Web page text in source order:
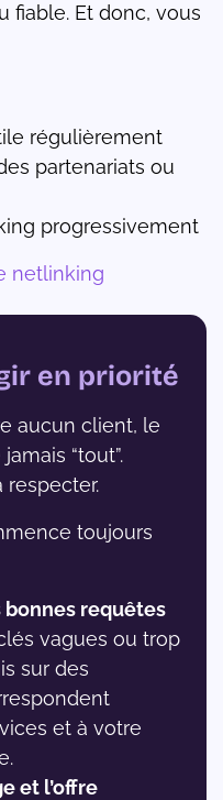
fiable. Et donc, vous
régulièrement
partenariats ou
progressivement
netlinking
en priorité
aucun client, le
“tout”.
respecter.
toujours
requêtes
vagues ou trop
sur des
et à votre
et l’offre